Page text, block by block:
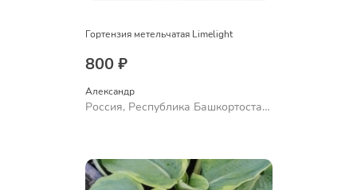
Гортензия метельчатая Limelight
800 ₽
Александр
Россия, Республика Башкортостан,